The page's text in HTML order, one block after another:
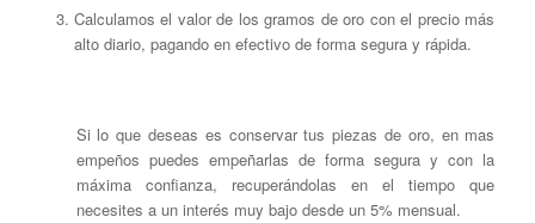
Calculamos el valor de los gramos de oro con el precio más
alto diario, pagando en efectivo de forma segura y rápida.
Si lo que deseas es conservar tus piezas de oro, en mas
empeños puedes empeñarlas de forma segura y con la
máxima confianza, recuperándolas en el tiempo que
necesites a un interés muy bajo desde un 5% mensual.